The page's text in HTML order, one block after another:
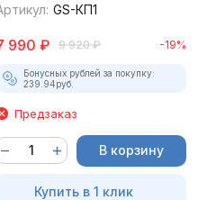
GS-КП1
990 ₽ 9 920 ₽ -19%
Бонусных рублей за покупку:
239.94руб.
Предзаказ
В корзину
Купить в 1 клик